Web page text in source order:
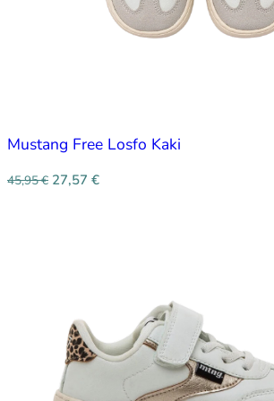
Mustang Free Losfo Kaki
45,95€ 27,57 €